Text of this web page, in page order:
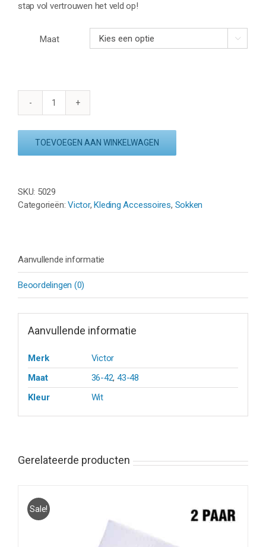
stap vol vertrouwen het veld op!
Maat 
VICTOR
(2
WIT/BLAUW
aantal
TOEVOEGEN AAN WINKELWAGEN
SKU: 5029
Categorieën:Victor, Kleding Accessoires, Sokken
Aanvullende informatie
Beoordelingen (0)
Aanvullende informatie
Merk
Victor
Maat
36-42, 43-48
Kleur
Wit
Gerelateerde producten
Sale!